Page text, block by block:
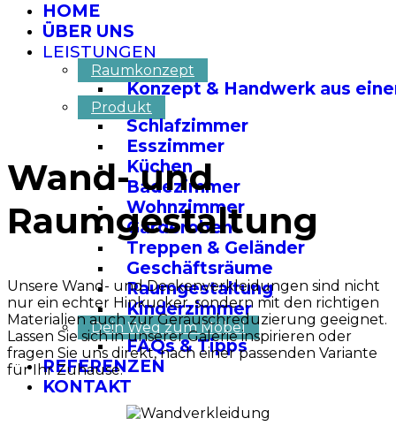
HOME
ÜBER UNS
LEISTUNGEN
Raumkonzept
Konzept & Handwerk aus
Produkt
Schlafzimmer
Esszimmer
Küchen
Badezimmer
Wohnzimmer
Garderoben
Treppen & Geländer
Geschäftsräume
Raumgestaltung
Kinderzimmer
Dein Weg zum Möbel
FAQs & Tipps
REFERENZEN
KONTAKT
Wand- und
Raumgestaltung
Unsere Wand- und Deckenverkleidungen sind nicht
nur ein echter Hinkucker, sondern mit den richtigen
Materialien auch zur Geräuschreduzierung geeignet.
Lassen Sie sich in unserer Galerie inspirieren oder
fragen Sie uns direkt, nach einer passenden Variante
für Ihr Zuhause.